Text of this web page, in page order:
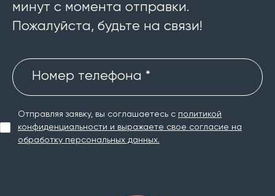
минут с момента отправки.
Пожалуйста, будьте на связи!
Номер телефона *
Отправляя заявку, вы соглашаетесь с политикой
конфиденциальности и выражаете свое согласие на
обработку персональных данных.